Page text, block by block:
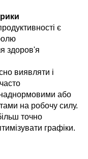
є
здоров'я
виявляти і
або
на робочу силу.
точно
графіки.